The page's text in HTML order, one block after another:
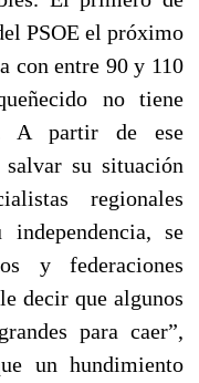
PSOE el próximo
con entre 90 y 110
no tiene
A partir de ese
su situación
regionales
se
y federaciones
decir que algunos
para caer”,
un hundimiento